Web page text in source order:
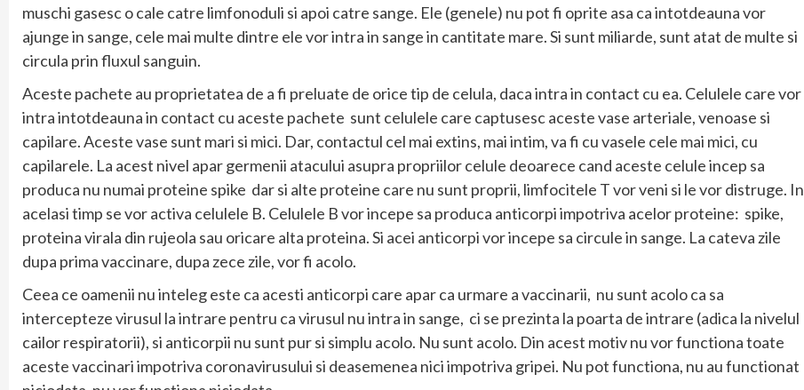
muschi gasesc o cale catre limfonoduli si apoi catre sange. Ele (genele) nu pot fi oprite asa ca intotdeauna vor
ajunge in sange, cele mai multe dintre ele vor intra in sange in cantitate mare. Si sunt miliarde, sunt atat de multe si
circula prin fluxul sanguin.
Aceste pachete au proprietatea de a fi preluate de orice tip de celula, daca intra in contact cu ea. Celulele care vor
intra intotdeauna in contact cu aceste pachete sunt celulele care captusesc aceste vase arteriale, venoase si
capilare. Aceste vase sunt mari si mici. Dar, contactul cel mai extins, mai intim, va fi cu vasele cele mai mici, cu
capilarele. La acest nivel apar germenii atacului asupra propriilor celule deoarece cand aceste celule incep sa
produca nu numai proteine spike dar si alte proteine care nu sunt proprii, limfocitele T vor veni si le vor distruge. In
acelasi timp se vor activa celulele B. Celulele B vor incepe sa produca anticorpi impotriva acelor proteine: spike,
proteina virala din rujeola sau oricare alta proteina. Si acei anticorpi vor incepe sa circule in sange. La cateva zile
dupa prima vaccinare, dupa zece zile, vor fi acolo.
Ceea ce oamenii nu inteleg este ca acesti anticorpi care apar ca urmare a vaccinarii, nu sunt acolo ca sa
intercepteze virusul la intrare pentru ca virusul nu intra in sange, ci se prezinta la poarta de intrare (adica la nivelul
cailor respiratorii), si anticorpii nu sunt pur si simplu acolo. Nu sunt acolo. Din acest motiv nu vor functiona toate
aceste vaccinari impotriva coronavirusului si deasemenea nici impotriva gripei. Nu pot functiona, nu au functionat